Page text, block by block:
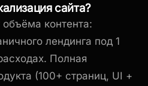
сайта?
контента:
лендинга под 1
Полная
(100+ страниц, UI +